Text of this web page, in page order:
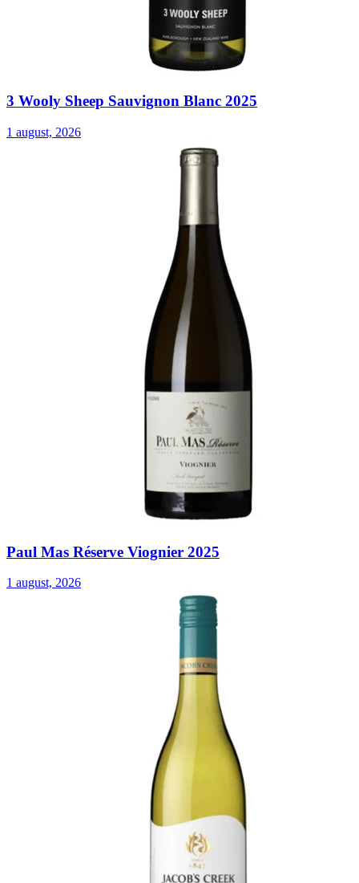
3 Wooly Sheep Sauvignon Blanc 2025
1 august, 2026
Paul Mas Réserve Viognier 2025
1 august, 2026